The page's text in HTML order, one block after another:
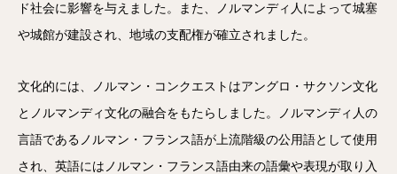
ド社会に影響を与えました。また、ノルマンディ人によって城塞
や城館が建設され、地域の支配権が確立されました。
文化的には、ノルマン・コンクエストはアングロ・サクソン文化
とノルマンディ文化の融合をもたらしました。ノルマンディ人の
言語であるノルマン・フランス語が上流階級の公用語として使用
され、英語にはノルマン・フランス語由来の語彙や表現が取り入